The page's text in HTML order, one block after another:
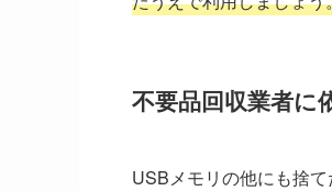
不要品回収業者に
USBメモリの他にも捨